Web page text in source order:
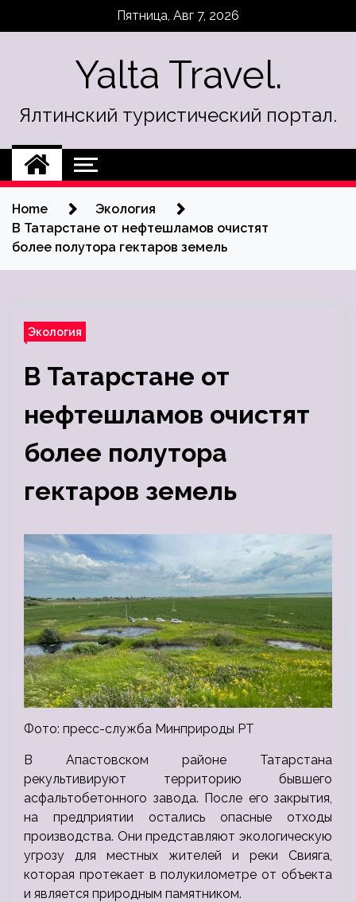
Пятница, Авг 7, 2026
Yalta Travel.
Ялтинский туристический портал.
Home
Экология
В Татарстане от нефтешламов очистят
более полутора гектаров земель
Экология
В Татарстане от
нефтешламов очистят
более полутора
гектаров земель
Фото: пресс-служба Минприроды РТ
В Апастовском районе Татарстана
рекультивируют территорию бывшего
асфальтобетонного завода. После его закрытия,
на предприятии остались опасные отходы
производства. Они представляют экологическую
угрозу для местных жителей и реки Свияга,
которая протекает в полукилометре от объекта
и является природным памятником.